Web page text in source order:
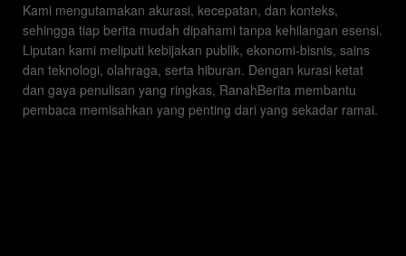
Kami mengutamakan akurasi, kecepatan, dan konteks,
sehingga tiap berita mudah dipahami tanpa kehilangan esensi.
Liputan kami meliputi kebijakan publik, ekonomi-bisnis, sains
dan teknologi, olahraga, serta hiburan. Dengan kurasi ketat
dan gaya penulisan yang ringkas, RanahBerita membantu
pembaca memisahkan yang penting dari yang sekadar ramai.